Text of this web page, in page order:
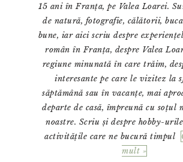
15 ani în Franța, pe Valea Loarei.
de natură, fotografie, călătorii,
bune, iar aici scriu despre
român în Franța, despre Valea
regiune minunată în care trăim,
interesante pe care le vizitez la
săptămână sau în vacanțe, mai
departe de casă, împreună cu soțul
noastre. Scriu și despre hobby-
activitățile care ne bucură timpul
mult »